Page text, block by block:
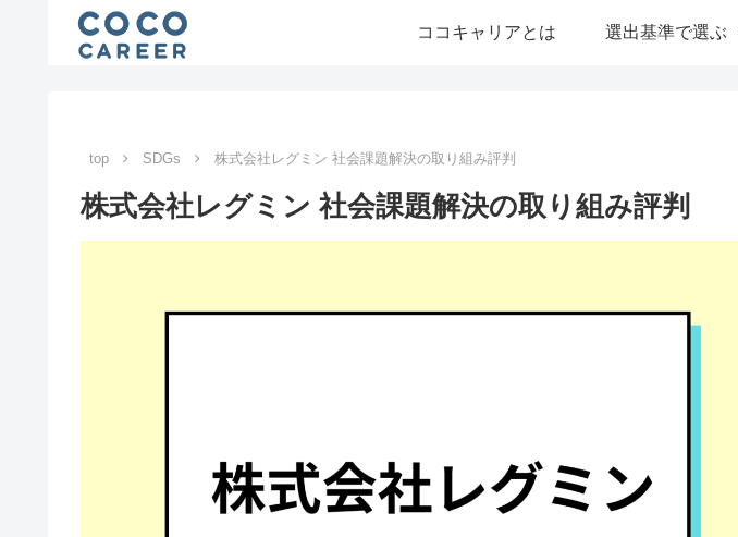
ココキャリアとは 選出基準で選ぶ
top SDGs 株式会社レグミン 社会課題解決の取り組み評判
株式会社レグミン 社会課題解決の取り組み評判